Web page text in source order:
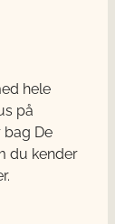
hele
på
bag De
du kender